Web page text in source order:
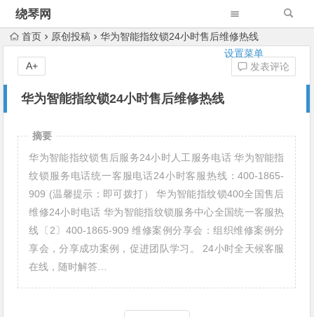
绕琴网
设置菜单
首页 原创投稿 华为智能指纹锁24小时售后维修热线
华为智能指纹锁24小时售后维修热线
发表评论
A+
摘要
华为智能指纹锁售后服务24小时人工服务电话 华为智能指
纹锁服务电话统一客服电话24小时客服热线：400-1865-
909 (温馨提示：即可拨打） 华为智能指纹锁400全国售后
维修24小时电话 华为智能指纹锁服务中心全国统一客服热
线〔2〕400-1865-909 维修案例分享会：组织维修案例分
享会，分享成功案例，促进团队学习。 24小时全天候客服
在线，随时解答…